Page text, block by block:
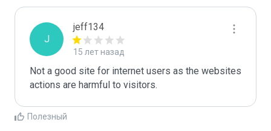
J
jeff134
15 лет назад
Not a good site for internet users as the websites
actions are harmful to visitors.
Полезный